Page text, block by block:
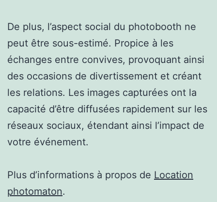
De plus, l’aspect social du photobooth ne
peut être sous-estimé. Propice à les
échanges entre convives, provoquant ainsi
des occasions de divertissement et créant
les relations. Les images capturées ont la
capacité d’être diffusées rapidement sur les
réseaux sociaux, étendant ainsi l’impact de
votre événement.
Plus d’informations à propos de Location
photomaton.